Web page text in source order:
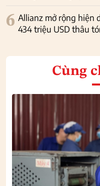
6 Allianz mở rộng hiện
434 triệu USD thâu
Cùng